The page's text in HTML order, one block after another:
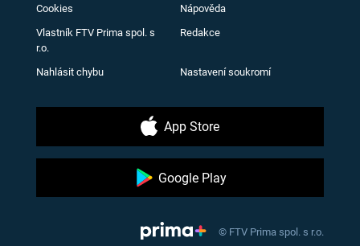
Cookies Nápověda
Vlastník FTV Prima spol. s
r.o.
Redakce
Nahlásit chybu Nastavení soukromí
App Store
Google Play
© FTV Prima spol. s r.o.